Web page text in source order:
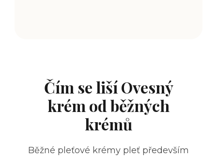
Čím se liší Ovesný
krém od běžných
krémů
Běžné pleťové krémy pleť především